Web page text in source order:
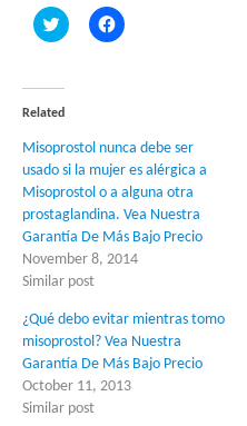
Click
to
(Opens
in
new
window)
Click
to
window)
Related
Misoprostol nunca debe ser
usado si la mujer es alérgica a
Misoprostol o a alguna otra
prostaglandina. Vea Nuestra
Garantía De Más Bajo Precio
November 8, 2014
Similar post
¿Qué debo evitar mientras tomo
misoprostol? Vea Nuestra
Garantía De Más Bajo Precio
October 11, 2013
Similar post